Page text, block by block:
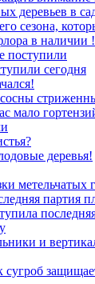
деревьев в
сезона,
в наличии !
поступили
сегодня
мало
деревья!
метельчатых
партия
и
сугроб